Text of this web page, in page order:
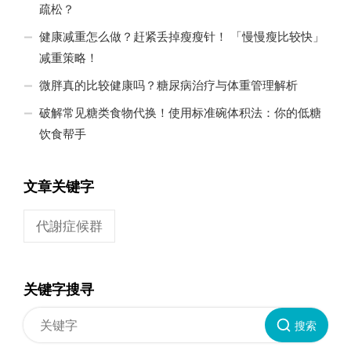
疏松？
健康减重怎么做？赶紧丢掉瘦瘦针！ 「慢慢瘦比较快」
减重策略！
微胖真的比较健康吗？糖尿病治疗与体重管理解析
破解常见糖类食物代换！使用标准碗体积法：你的低糖
饮食帮手
文章关键字
代謝症候群
关键字搜寻
搜索